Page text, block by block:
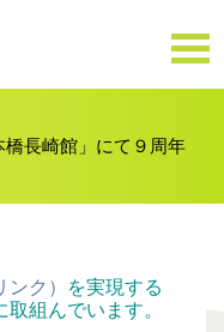
長崎館」にて９周年
ク）
を実現する
組んでいます。